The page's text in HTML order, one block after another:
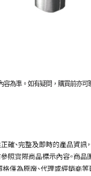
為準。如有疑問，購買前亦可